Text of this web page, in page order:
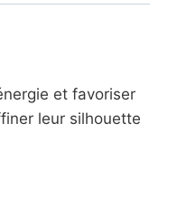
et favoriser
leur silhouette